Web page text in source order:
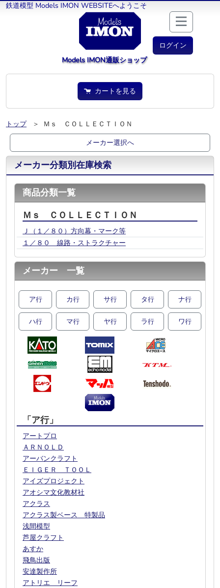
鉄道模型 Models IMON WEBSITEへようこそ
ログイン
Models IMON通販ショップ
カートを見る
トップ
＞ Ｍｓ ＣＯＬＬＥＣＴＩＯＮ
メーカー選択へ
メーカー分類別在庫検索
商品分類一覧
Ｍｓ ＣＯＬＬＥＣＴＩＯＮ
Ｊ（１／８０）方向幕・マーク等
１／８０ 線路・ストラクチャー
メーカー 一覧
ア行 カ行 サ行 タ行 ナ行
ハ行 マ行 ヤ行 ラ行 ワ行
「ア行」
アートプロ
ＡＲＮＯＬＤ
アーバンクラフト
ＥＩＧＥＲ ＴＯＯＬ
アイズプロジェクト
アオシマ文化教材社
アクラス
アクラス製ベース 特製品
浅間模型
芦屋クラフト
あすか
飛鳥出版
安達製作所
アトリエ リーフ